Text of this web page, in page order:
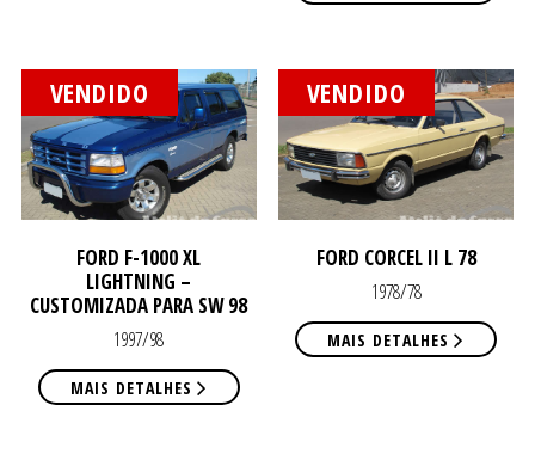
VENDIDO
FORD F-1000 XL
LIGHTNING –
CUSTOMIZADA PARA SW 98
1997/98
MAIS DETALHES
VENDIDO
FORD CORCEL II L 78
1978/78
MAIS DETALHES